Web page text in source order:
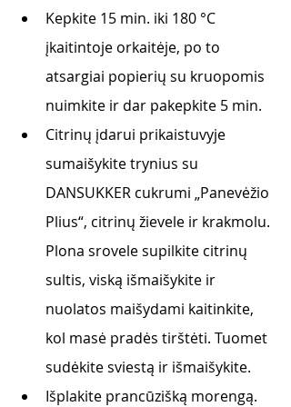
Kepkite 15 min. iki 180 °C
įkaitintoje orkaitėje, po to
atsargiai popierių su kruopomis
nuimkite ir dar pakepkite 5 min.
Citrinų įdarui prikaistuvyje
sumaišykite trynius su
DANSUKKER cukrumi „Panevėžio
Plius“, citrinų žievele ir krakmolu.
Plona srovele supilkite citrinų
sultis, viską išmaišykite ir
nuolatos maišydami kaitinkite,
kol masė pradės tirštėti. Tuomet
sudėkite sviestą ir išmaišykite.
Išplakite prancūzišką morengą.